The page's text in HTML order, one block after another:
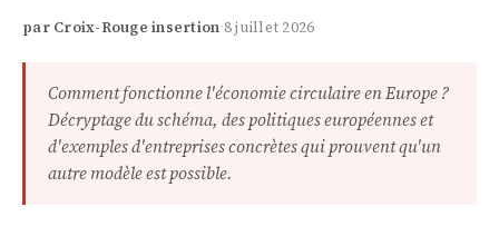
par Croix-Rouge insertion·8 juillet 2026
Comment fonctionne l'économie circulaire en Europe ?
Décryptage du schéma, des politiques européennes et
d'exemples d'entreprises concrètes qui prouvent qu'un
autre modèle est possible.